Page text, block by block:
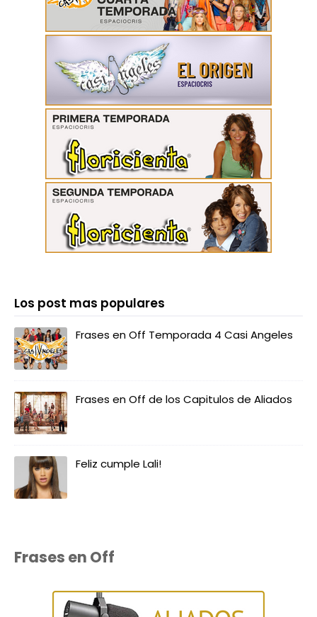
Los post mas populares
Frases en Off Temporada 4 Casi Angeles
Frases en Off de los Capitulos de Aliados
Feliz cumple Lali!
Frases en Off